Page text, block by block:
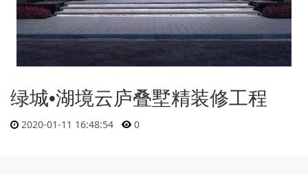
绿城•湖境云庐叠墅精装修工程
2020-01-11 16:48:54 0